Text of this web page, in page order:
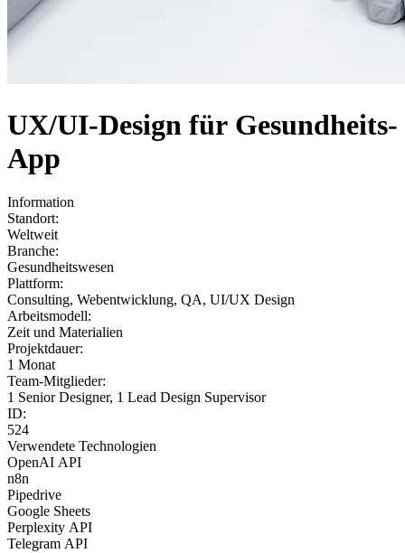
UX/UI-Design für Gesundheits-
App
Information
Standort:
Weltweit
Branche:
Gesundheitswesen
Plattform:
Consulting, Webentwicklung, QA, UI/UX Design
Arbeitsmodell:
Zeit und Materialien
Projektdauer:
1 Monat
Team-Mitglieder:
1 Senior Designer, 1 Lead Design Supervisor
ID:
524
Verwendete Technologien
OpenAI API
n8n
Pipedrive
Google Sheets
Perplexity API
Telegram API